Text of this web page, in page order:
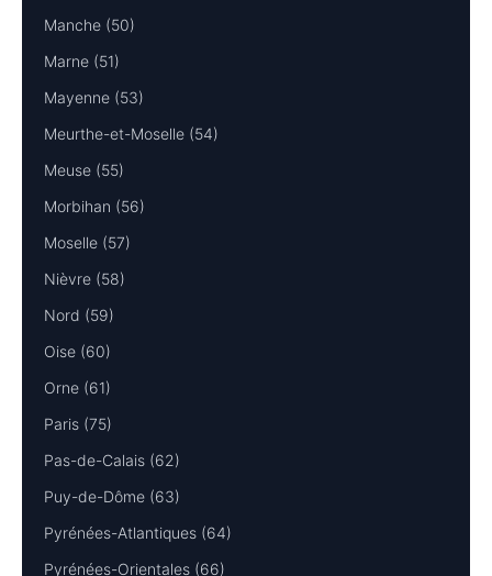
Manche (50)
Marne (51)
Mayenne (53)
Meurthe-et-Moselle (54)
Meuse (55)
Morbihan (56)
Moselle (57)
Nièvre (58)
Nord (59)
Oise (60)
Orne (61)
Paris (75)
Pas-de-Calais (62)
Puy-de-Dôme (63)
Pyrénées-Atlantiques (64)
Pyrénées-Orientales (66)